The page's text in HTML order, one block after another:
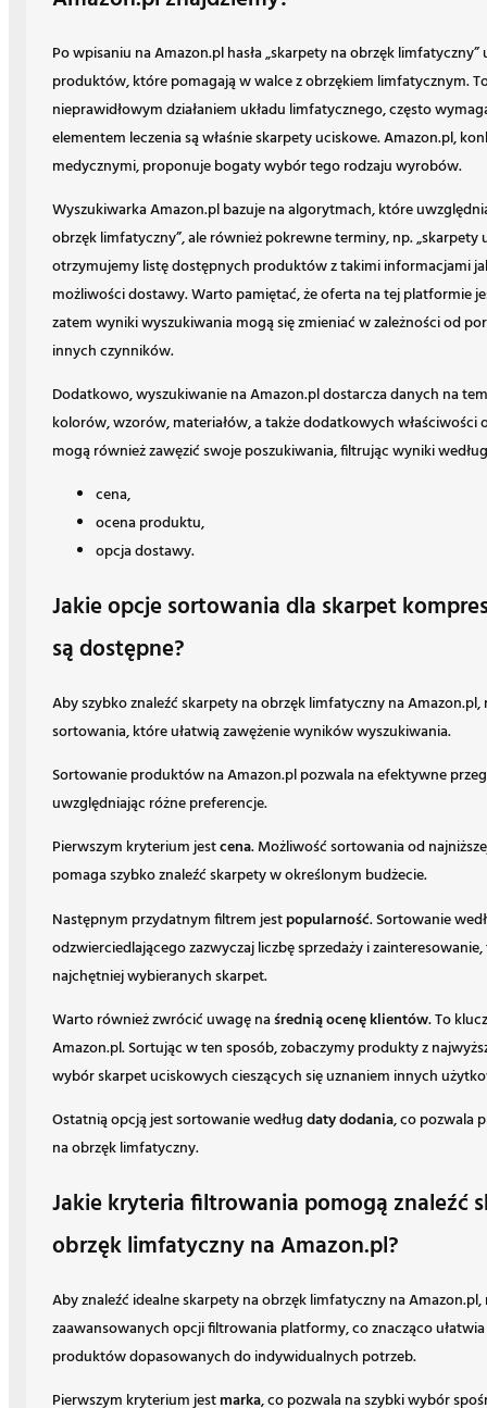
Po wpisaniu na Amazon.pl hasła „skarpety na obrzęk
produktów, które pomagają w walce z obrzękiem limfatycznym.
nieprawidłowym działaniem układu limfatycznego, często
elementem leczenia są właśnie skarpety uciskowe. Amazon.pl,
medycznymi, proponuje bogaty wybór tego rodzaju wyrobów.
Wyszukiwarka Amazon.pl bazuje na algorytmach, które
obrzęk limfatyczny”, ale również pokrewne terminy, np. „skarpety
otrzymujemy listę dostępnych produktów z takimi informacjami
możliwości dostawy. Warto pamiętać, że oferta na tej platformie
zatem wyniki wyszukiwania mogą się zmieniać w zależności od
innych czynników.
Dodatkowo, wyszukiwanie na Amazon.pl dostarcza danych na
kolorów, wzorów, materiałów, a także dodatkowych
mogą również zawęzić swoje poszukiwania, filtrując wyniki
cena,
ocena produktu,
opcja dostawy.
Jakie opcje sortowania dla skarpet
są dostępne?
Aby szybko znaleźć skarpety na obrzęk limfatyczny na
sortowania, które ułatwią zawężenie wyników wyszukiwania.
Sortowanie produktów na Amazon.pl pozwala na efektywne
uwzględniając różne preferencje.
Pierwszym kryterium jestcena. Możliwość sortowania od
pomaga szybko znaleźć skarpety w określonym budżecie.
Następnym przydatnym filtrem jestpopularność. Sortowanie
odzwierciedlającego zazwyczaj liczbę sprzedaży i
najchętniej wybieranych skarpet.
Warto również zwrócić uwagę naśrednią ocenę klientów. To
Amazon.pl. Sortując w ten sposób, zobaczymy produkty z
wybór skarpet uciskowych cieszących się uznaniem innych
Ostatnią opcją jest sortowanie wedługdaty dodania, co pozwala
na obrzęk limfatyczny.
Jakie kryteria filtrowania pomogą znaleźć
obrzęk limfatyczny na Amazon.pl?
Aby znaleźć idealne skarpety na obrzęk limfatyczny na Amazon.pl,
zaawansowanych opcji filtrowania platformy, co znacząco
produktów dopasowanych do indywidualnych potrzeb.
Pierwszym kryterium jestmarka, co pozwala na szybki wybór